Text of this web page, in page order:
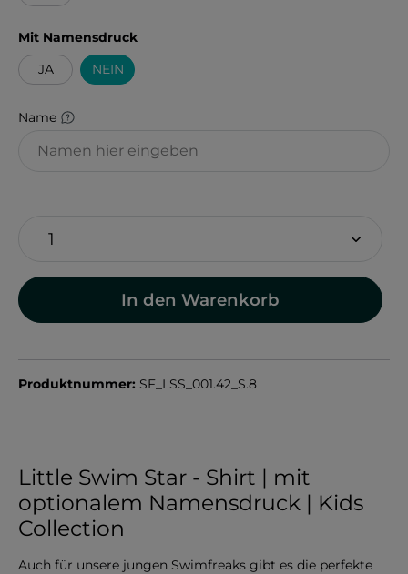
Mit Namensdruckauswählen
JA
NEIN
Name
In den Warenkorb
Produktnummer: SF_LSS_001.42_S.8
Little Swim Star - Shirt | mit
optionalem Namensdruck | Kids
Collection
Auch für unsere jungen Swimfreaks gibt es die perfekte